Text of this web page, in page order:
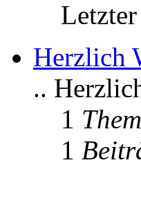
Herzlich
..
1
1